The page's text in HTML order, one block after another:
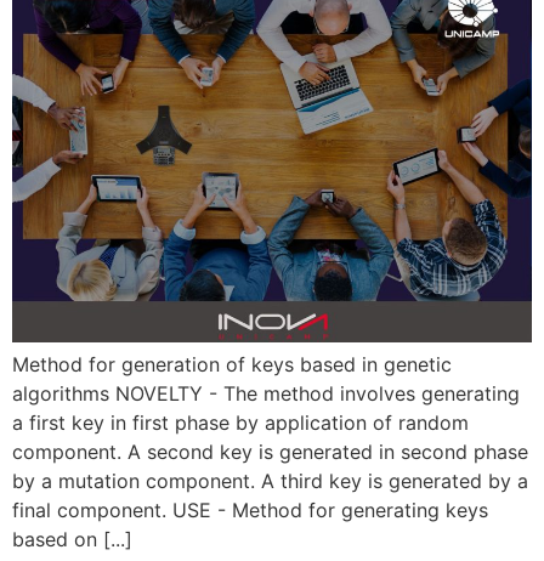
Method for generation of keys based in genetic
algorithms NOVELTY - The method involves generating
a first key in first phase by application of random
component. A second key is generated in second phase
by a mutation component. A third key is generated by a
final component. USE - Method for generating keys
based on [...]